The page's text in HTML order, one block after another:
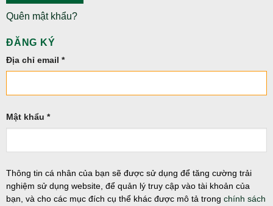
Quên mật khẩu?
ĐĂNG KÝ
Địa chỉ email *
Mật khẩu *
Thông tin cá nhân của bạn sẽ được sử dụng để tăng cường trải
nghiệm sử dụng website, để quản lý truy cập vào tài khoản của
bạn, và cho các mục đích cụ thể khác được mô tả trong chính sách